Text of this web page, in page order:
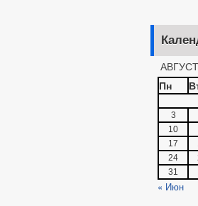
Пн
3
10
17
24
31
« Июн